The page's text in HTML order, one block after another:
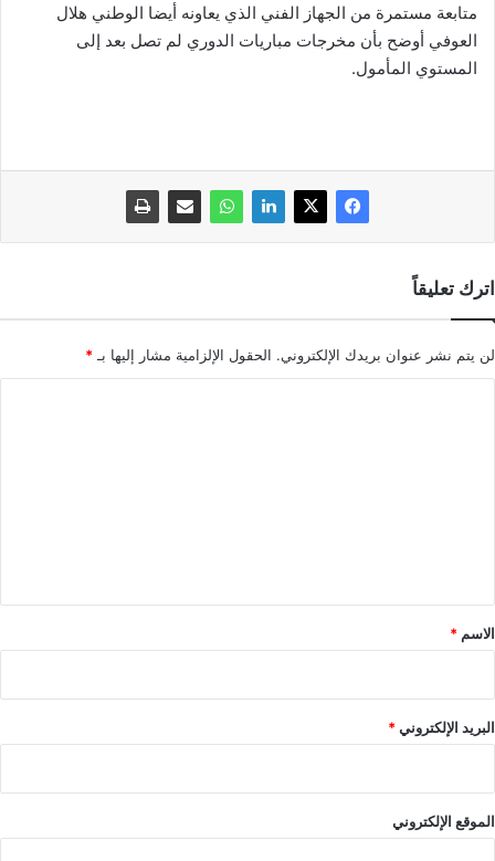
متابعة مستمرة من الجهاز الفني الذي يعاونه أيضا الوطني هلال
العوفي أوضح بأن مخرجات مباريات الدوري لم تصل بعد إلى
المستوي المأمول.
اترك تعليقاً
لن يتم نشر عنوان بريدك الإلكتروني. الحقول الإلزامية مشار إليها بـ *
*
الاسم *
البريد الإلكتروني*
الموقع الإلكتروني